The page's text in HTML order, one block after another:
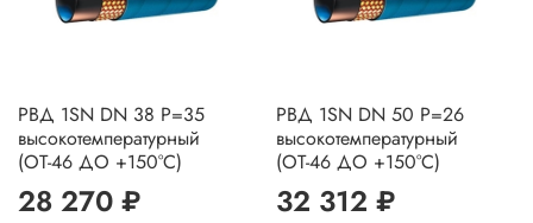
РВД 1SN DN 38 P=35
высокотемпературный
(ОТ-46 ДО +150°C)
28 270 ₽
РВД 1SN DN 50 P=26
высокотемпературный
(ОТ-46 ДО +150°C)
32 312 ₽